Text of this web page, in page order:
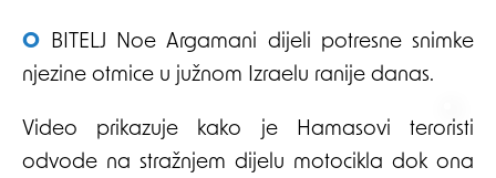
OBITELJ Noe Argamani dijeli potresne snimke
njezine otmice u južnom Izraelu ranije danas.
Video prikazuje kako je Hamasovi teroristi
odvode na stražnjem dijelu motocikla dok ona